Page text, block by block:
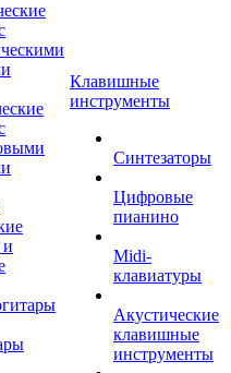
и
Клавишные
инструменты
Синтезаторы
Цифровые
пианино
Midi-
клавиатуры
Акустические
клавишные
инструменты